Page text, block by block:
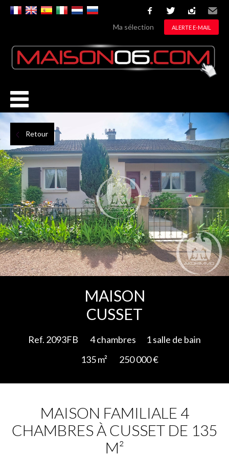
facebooktwitterinstagram
Email
Ma sélection ALERTE E-MAIL
Retour
MAISON
CUSSET
Ref. 2093FB 4 chambres
1 salle de bain
135 m²
250 000 €
MAISON FAMILIALE 4
CHAMBRES À CUSSET DE 135
M²